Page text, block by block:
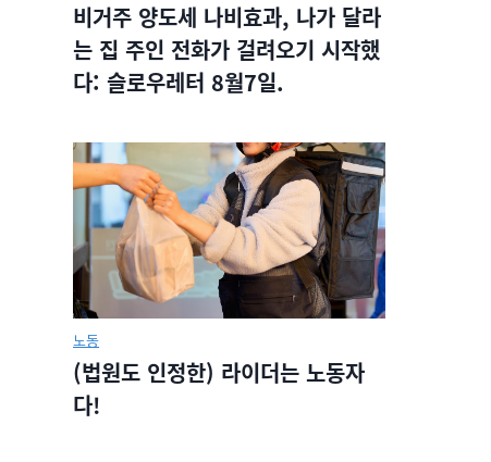
비거주 양도세 나비효과, 나가 달라
는 집 주인 전화가 걸려오기 시작했
다: 슬로우레터 8월7일.
노동
(법원도 인정한) 라이더는 노동자
다!